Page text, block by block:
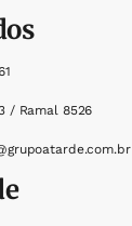
/ Ramal 8526